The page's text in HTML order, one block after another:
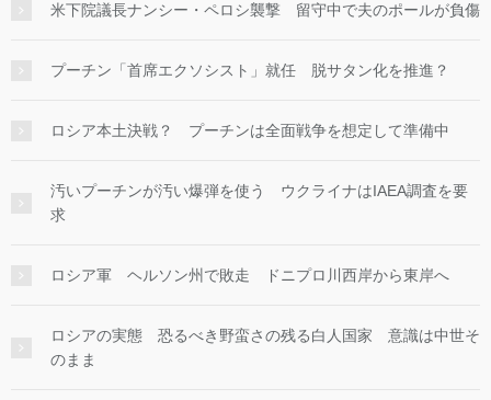
米下院議長ナンシー・ペロシ襲撃 留守中で夫のポールが負傷
プーチン「首席エクソシスト」就任 脱サタン化を推進？
ロシア本土決戦？ プーチンは全面戦争を想定して準備中
汚いプーチンが汚い爆弾を使う ウクライナはIAEA調査を要
求
ロシア軍 ヘルソン州で敗走 ドニプロ川西岸から東岸へ
ロシアの実態 恐るべき野蛮さの残る白人国家 意識は中世そ
のまま